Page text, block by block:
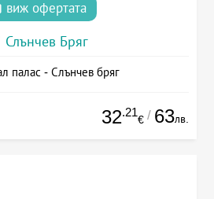
виж офертата
Слънчев Бряг
палас - Слънчев бряг
32.21
€ / 63лв.